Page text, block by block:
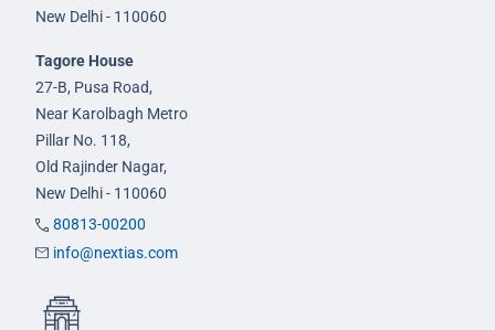
New Delhi - 110060
Tagore House
27-B, Pusa Road,
Near Karolbagh Metro
Pillar No. 118,
Old Rajinder Nagar,
New Delhi - 110060
80813-00200
info@nextias.com